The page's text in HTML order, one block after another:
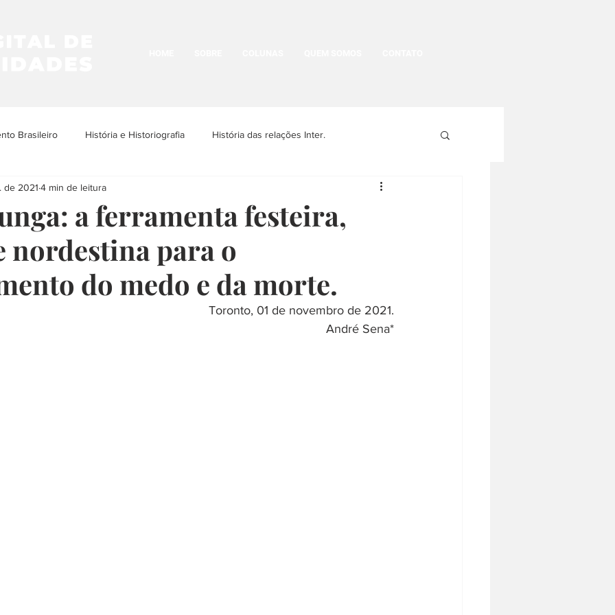
Brasileiro História e Historiografia História das relações Inter.
Povos Indígenas História e Cultura LGBTQIA+
História Urbana História das Religiões
da Arquitetura História das ditaduras História da arte História da moda
a ferramenta festeira,
nordestina para o
do medo e da morte.
de 2021 4 min de leitura
Toronto, 01 de novembro de 2021.
André Sena*